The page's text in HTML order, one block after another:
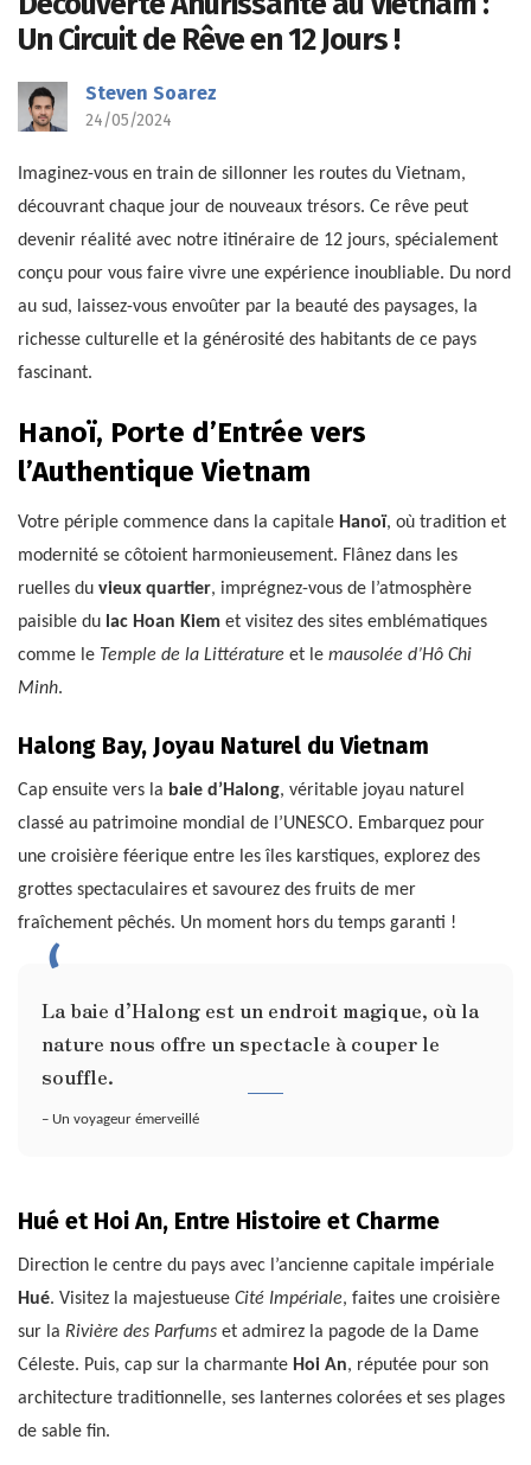
Un Circuit de Rêve en 12 Jours !
Steven Soarez
24/05/2024
Imaginez-vous en train de sillonner les routes du Vietnam,
découvrant chaque jour de nouveaux trésors. Ce rêve peut
devenir réalité avec notre itinéraire de 12 jours, spécialement
conçu pour vous faire vivre une expérience inoubliable. Du nord
au sud, laissez-vous envoûter par la beauté des paysages, la
richesse culturelle et la générosité des habitants de ce pays
fascinant.
Hanoï, Porte d’Entrée vers
l’Authentique Vietnam
Votre périple commence dans la capitale Hanoï, où tradition et
modernité se côtoient harmonieusement. Flânez dans les
ruelles du vieux quartier, imprégnez-vous de l’atmosphère
paisible du lac Hoan Kiem et visitez des sites emblématiques
comme le Temple de la Littérature et le mausolée d’Hô Chi
Minh.
Halong Bay, Joyau Naturel du Vietnam
Cap ensuite vers la baie d’Halong, véritable joyau naturel
classé au patrimoine mondial de l’UNESCO. Embarquez pour
une croisière féerique entre les îles karstiques, explorez des
grottes spectaculaires et savourez des fruits de mer
fraîchement pêchés. Un moment hors du temps garanti !
La baie d’Halong est un endroit magique, où la
nature nous offre un spectacle à couper le
souffle.
– Un voyageur émerveillé
Hué et Hoi An, Entre Histoire et Charme
Direction le centre du pays avec l’ancienne capitale impériale
Hué. Visitez la majestueuse Cité Impériale, faites une croisière
sur la Rivière des Parfums et admirez la pagode de la Dame
Céleste. Puis, cap sur la charmante Hoi An, réputée pour son
architecture traditionnelle, ses lanternes colorées et ses plages
de sable fin.